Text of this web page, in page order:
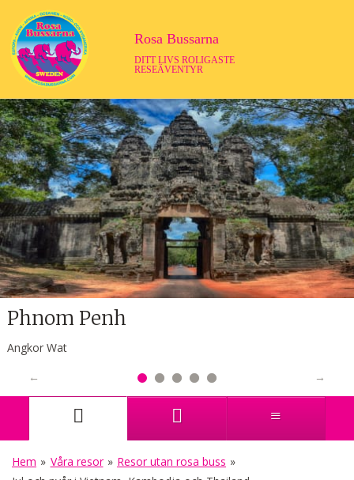
Rosa Bussarna
DITT LIVS ROLIGASTE
RESEÄVENTYR
Phnom Penh
Angkor Wat
Hem » Våra resor » Resor utan rosa buss »